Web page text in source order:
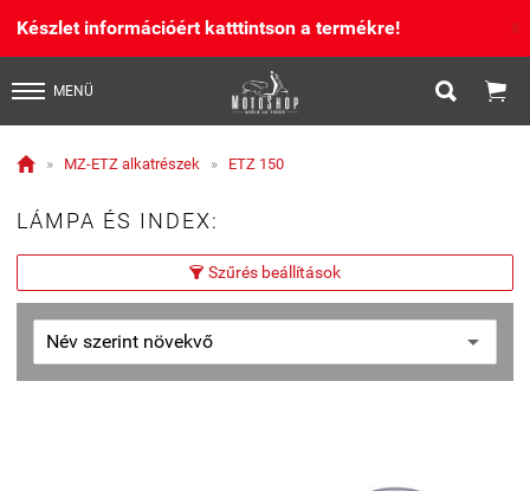
Készlet információért katttintson a termékre! X
MENÜ  
 » MZ-ETZ alkatrészek » ETZ 150
LÁMPA ÉS INDEX:
 Szűrés beállítások